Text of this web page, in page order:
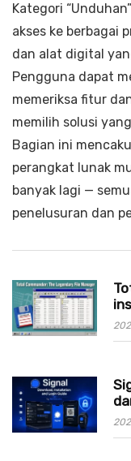
Kategori
akses ke berbagai
dan alat digital
Pengguna dapat
memeriksa fitur
memilih solusi
Bagian ini
perangkat lunak
banyak lagi —
penelusuran dan